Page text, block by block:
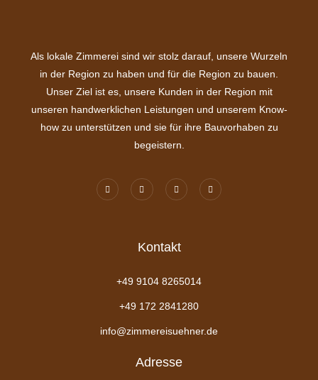
Als lokale Zimmerei sind wir stolz darauf, unsere Wurzeln
in der Region zu haben und für die Region zu bauen.
Unser Ziel ist es, unsere Kunden in der Region mit
unseren handwerklichen Leistungen und unserem Know-
how zu unterstützen und sie für ihre Bauvorhaben zu
begeistern.
Kontakt
+49 9104 8265014
+49 172 2841280
info@zimmereisuehner.de
Adresse